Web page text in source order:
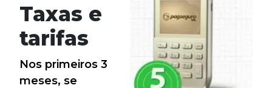
Taxas e
tarifas
Nos primeiros 3
meses, se